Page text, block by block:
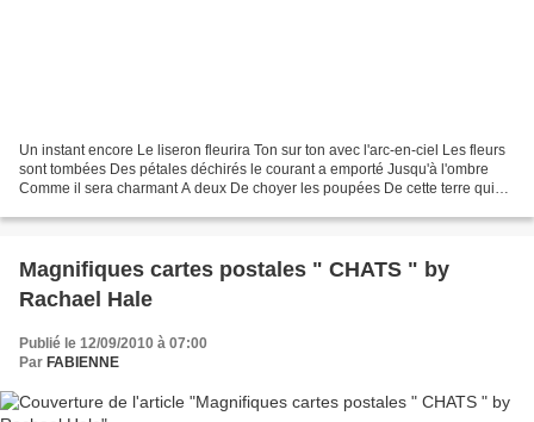
Un instant encore Le liseron fleurira Ton sur ton avec l'arc-en-ciel Les fleurs
sont tombées Des pétales déchirés le courant a emporté Jusqu'à l'ombre
Comme il sera charmant A deux De choyer les poupées De cette terre qui
Magnifiques cartes postales " CHATS " by
Rachael Hale
Publié le 12/09/2010 à 07:00
Par FABIENNE